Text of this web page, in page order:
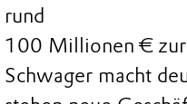
rund
100 Millionen €
Schwager macht